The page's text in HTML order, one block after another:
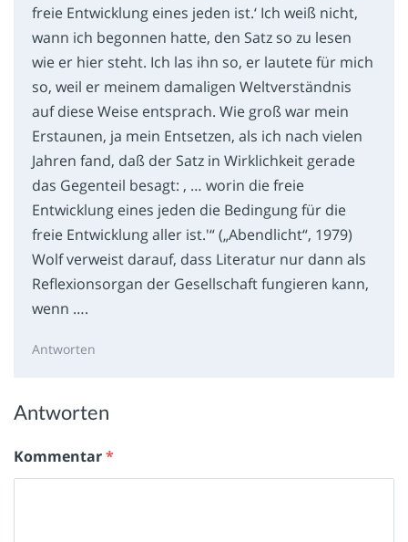
freie Entwicklung eines jeden ist.‘ Ich weiß nicht,
wann ich begonnen hatte, den Satz so zu lesen
wie er hier steht. Ich las ihn so, er lautete für mich
so, weil er meinem damaligen Weltverständnis
auf diese Weise entsprach. Wie groß war mein
Erstaunen, ja mein Entsetzen, als ich nach vielen
Jahren fand, daß der Satz in Wirklichkeit gerade
das Gegenteil besagt: ‚ … worin die freie
Entwicklung eines jeden die Bedingung für die
freie Entwicklung aller ist.'“ („Abendlicht“, 1979)
Wolf verweist darauf, dass Literatur nur dann als
Reflexionsorgan der Gesellschaft fungieren kann,
wenn ….
Antworten
Antworten
Kommentar*